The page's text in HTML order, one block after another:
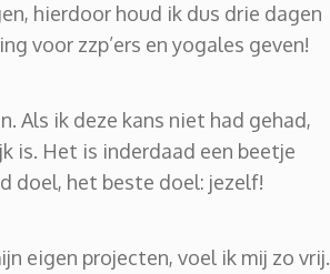
hierdoor houd ik dus drie dagen
voor zzp’ers en yogales geven!
Als ik deze kans niet had gehad,
is. Het is inderdaad een beetje
doel, het beste doel: jezelf!
eigen projecten, voel ik mij zo vrij.